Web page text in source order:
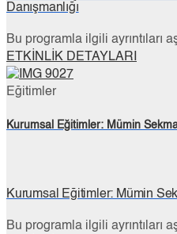
Danışmanlığı
Bu programla ilgili ayrıntıları
ETKİNLİK DETAYLARI
Eğitimler
Kurumsal Eğitimler: Mümin
Kurumsal Eğitimler: Mümin
Bu programla ilgili ayrıntıları